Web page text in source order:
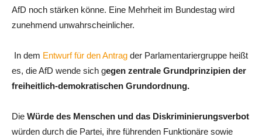
AfD noch stärken könne. Eine Mehrheit im Bundestag wird
zunehmend unwahrscheinlicher.
In dem Entwurf für den Antrag der Parlamentariergruppe heißt
es, die AfD wende sich gegen zentrale Grundprinzipien der
freiheitlich-demokratischen Grundordnung.
Die Würde des Menschen und das Diskriminierungsverbot
würden durch die Partei, ihre führenden Funktionäre sowie